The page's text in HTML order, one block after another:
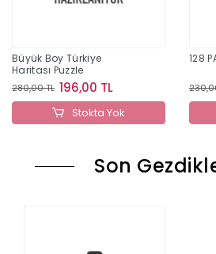
Büyük Boy Türkiye
Haritası Puzzle
280,00 TL 196,00 TL
Stokta Yok
128
Son